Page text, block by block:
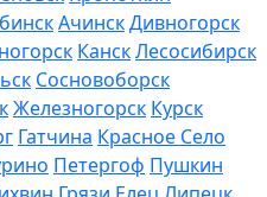
АчинскДивногорск
КанскЛесосибирск
Сосновоборск
Железногорск Курск
Гатчина Красное Село
Петергоф Пушкин